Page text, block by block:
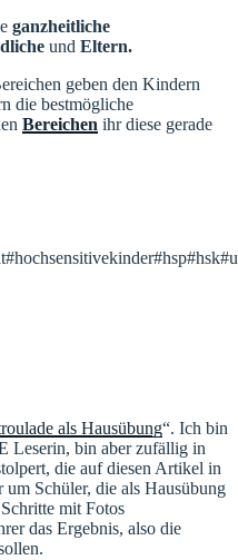
ganzheitliche
und Eltern.
geben den Kindern
die bestmögliche
Bereichen ihr diese gerade
als Hausübung“. Ich bin
Leserin, bin aber zufällig in
die auf diesen Artikel in
Schüler, die als Hausübung
mit Fotos
das Ergebnis, also die